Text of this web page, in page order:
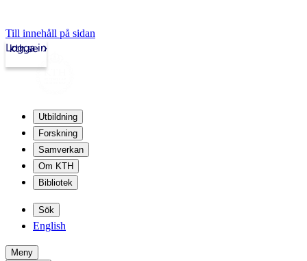
Till innehåll på sidan
kth.se
Logga in
Utbildning
Forskning
Samverkan
Om KTH
Bibliotek
Sök
English
Meny